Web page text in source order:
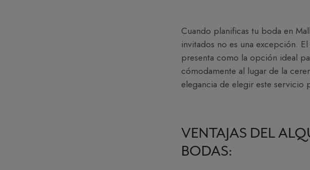
Cuando planificas tu boda en
invitados no es una excepción.
presenta como la opción ideal
cómodamente al lugar de la
elegancia de elegir este servicio
VENTAJAS DEL
BODAS: